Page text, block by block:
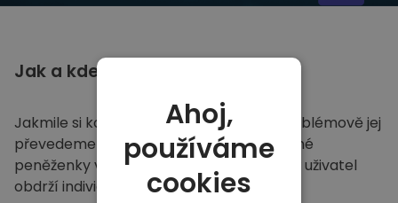
Jak a kde
Jakmile si koupíte na Kriptomatu
, bezproblémově jej
převedeme do vaší vyhrazené a bezpečné
peněženky v rámci naší platformy. Každý uživatel
obdrží individuální peněženku.
Ahoj,
používáme
cookies